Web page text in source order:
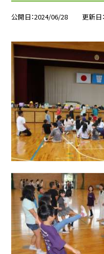
公開日 2024/06/28 更新日